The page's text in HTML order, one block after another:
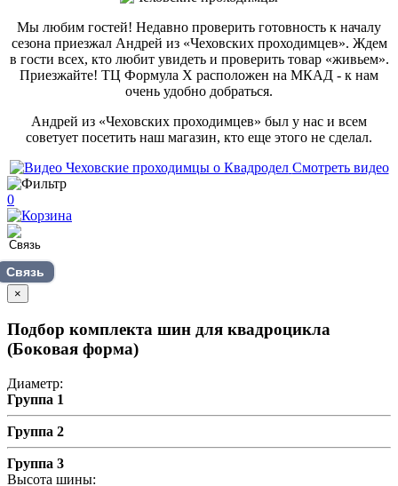
Мы любим гостей! Недавно проверить готовность к началу
сезона приезжал Андрей из «Чеховских проходимцев». Ждем
в гости всех, кто любит увидеть и проверить товар «живьем».
Приезжайте! ТЦ Формула Х расположен на МКАД - к нам
очень удобно добраться.
Андрей из «Чеховских проходимцев» был у нас и всем
советует посетить наш магазин, кто еще этого не сделал.
Смотреть видео
0
Связь
×
Подбор комплекта шин для квадроцикла
(Боковая форма)
Диаметр:
Группа 1
Группа 2
Группа 3
Высота шины: